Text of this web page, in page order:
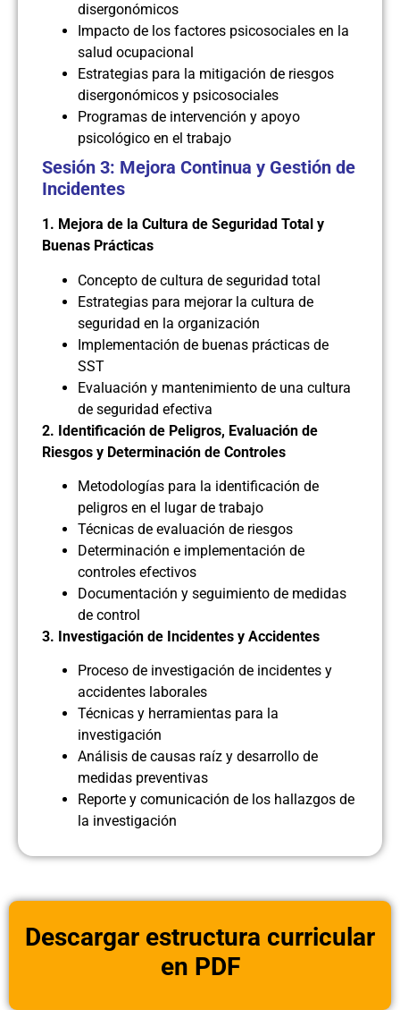
disergonómicos
Impacto de los factores psicosociales en la
salud ocupacional
Estrategias para la mitigación de riesgos
disergonómicos y psicosociales
Programas de intervención y apoyo
psicológico en el trabajo
Sesión 3: Mejora Continua y Gestión de
Incidentes
1. Mejora de la Cultura de Seguridad Total y
Buenas Prácticas
Concepto de cultura de seguridad total
Estrategias para mejorar la cultura de
seguridad en la organización
Implementación de buenas prácticas de
SST
Evaluación y mantenimiento de una cultura
de seguridad efectiva
2. Identificación de Peligros, Evaluación de
Riesgos y Determinación de Controles
Metodologías para la identificación de
peligros en el lugar de trabajo
Técnicas de evaluación de riesgos
Determinación e implementación de
controles efectivos
Documentación y seguimiento de medidas
de control
3. Investigación de Incidentes y Accidentes
Proceso de investigación de incidentes y
accidentes laborales
Técnicas y herramientas para la
investigación
Análisis de causas raíz y desarrollo de
medidas preventivas
Reporte y comunicación de los hallazgos de
la investigación
Descargar estructura curricular
en PDF